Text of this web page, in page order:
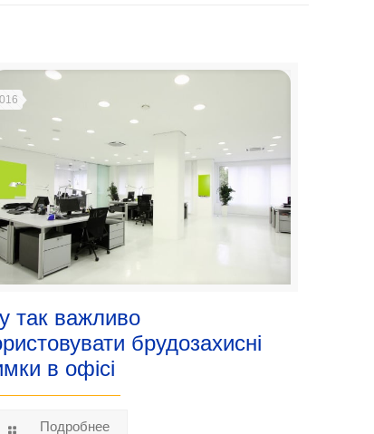
так важливо
брудозахисні
в офісі
Подробнее